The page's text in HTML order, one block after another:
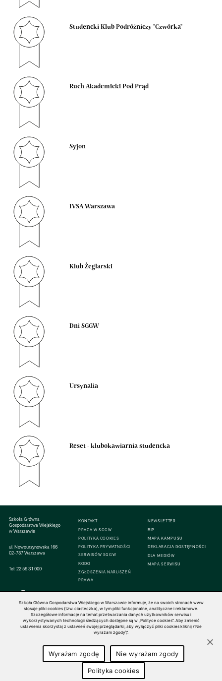
Studencki Klub Podróżniczy "Czwórka"
Ruch Akademicki Pod Prąd
Syjon
IVSA Warszawa
Klub Żeglarski
Dni SGGW
Ursynalia
Reset - klubokawiarnia studencka
Szkoła Główna
Gospodarstwa Wiejskiego
w Warszawie
ul. Nowoursynowska 166
02-787 Warszawa
Tel:22 59 31 000
KONTAKT
PRACA W SGGW
POLITYKA COOKIES
POLITYKA PRYWATNOŚCI
SERWISÓW SGGW
RODO
ZGŁOSZENIA NARUSZEŃ
PRAWA
NEWSLETTER
BIP
MAPA KAMPUSU
DEKLARACJA DOSTĘPNOŚCI
DLA MEDIÓW
MAPA SERWISU
© 1816–2026 SGGW — ALL RIGHTS RESERVED
Szkoła Główna Gospodarstwa Wiejskiego w Warszawie informuje, że na swoich stronach www
stosuje pliki cookies (tzw. ciasteczka), w tym pliki funkcjonalne, analityczne i reklamowe.
Szczegółowe informacje na temat przetwarzania danych użytkowników serwisu i
wykorzystywanych technologii śledzących dostępne są w „Polityce cookies”. Aby zmienić
ustawienia skorzystaj z ustawień swojej przeglądarki, aby wyłączyć pliki cookies kliknij \"Nie
wyrażam zgody\".
Wyrażam zgodę Nie wyrażam zgody
Polityka cookies